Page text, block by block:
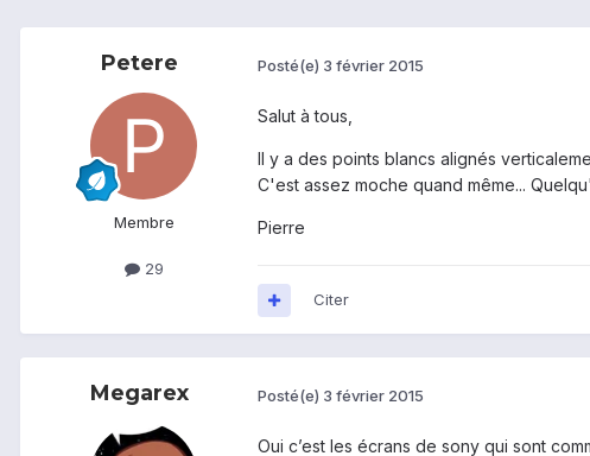
Petere
Membre
29
Posté(e) 3 février 2015
Salut à tous,
Il y a des points blancs alignés
C'est assez moche quand même...
Pierre
Citer
Megarex Posté(e) 3 février 2015
Oui c’est les écrans de sony qui sont